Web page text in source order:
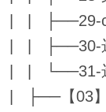
| | ├──29-
| | ├──30-
| | └──31-
| ├──【03